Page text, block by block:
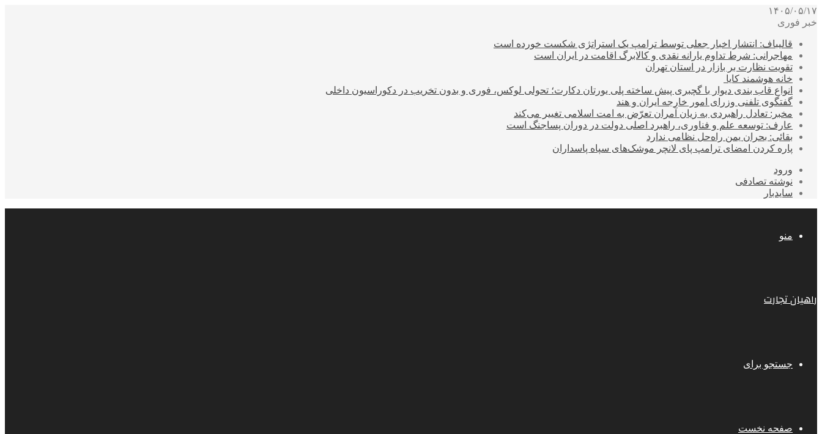
۱۴۰۵/۰۵/۱۷
خبر فوری
قالیباف: انتشار اخبار جعلی توسط ترامپ یک استراتژی شکست خورده است
مهاجرانی: شرط تداوم یارانه نقدی و کالابرگ اقامت در ایران است
تقویت نظارت بر بازار در استان تهران
خانه هوشمند کایا
انواع قاب بندی دیوار با گچبری پیش ساخته پلی یورتان دکارت؛ تحولی لوکس، فوری و بدون تخریب در دکوراسیون داخلی
گفتگوی تلفنی وزرای امور خارجه ایران و هند
مخبر: تعادل راهبردی به زیان آمران تعرّض به امت اسلامی تغییر می‌کند
عارف: توسعه علم و فناوری، راهبرد اصلی دولت در دوران پساجنگ است
بقائی: بحران یمن راه‌حل نظامی ندارد
پاره کردن امضای ترامپ پای لانچر موشک‌های سپاه پاسداران
ورود
نوشته تصادفی
سایدبار
منو
راهیان تجارت
جستجو برای
صفحه نخست